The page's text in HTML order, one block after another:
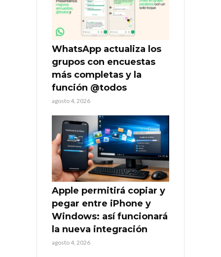
WhatsApp actualiza los
grupos con encuestas
más completas y la
función @todos
agosto 4, 2026
Apple permitirá copiar y
pegar entre iPhone y
Windows: así funcionará
la nueva integración
agosto 4, 2026